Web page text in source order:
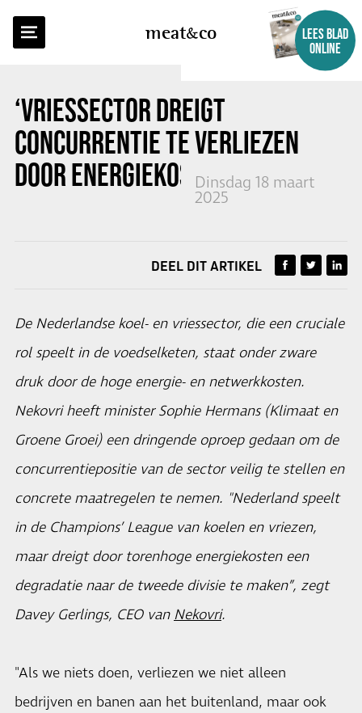
meatco
LEES BLAD
ONLINE
‘VRIESSECTOR DREIGT
CONCURRENTIE TE VERLIEZEN
DOOR ENERGIEKOSTEN’Dinsdag 18 maart
2025
TERUG NAAR OVERZICHT
DEEL DIT ARTIKEL
De Nederlandse koel- en vriessector, die een cruciale
rol speelt in de voedselketen, staat onder zware
druk door de hoge energie- en netwerkkosten.
Nekovri heeft minister Sophie Hermans (Klimaat en
Groene Groei) een dringende oproep gedaan om de
concurrentiepositie van de sector veilig te stellen en
concrete maatregelen te nemen. "Nederland speelt
in de Champions’ League van koelen en vriezen,
maar dreigt door torenhoge energiekosten een
degradatie naar de tweede divisie te maken”, zegt
Davey Gerlings, CEO vanNekovri.
"Als we niets doen, verliezen we niet alleen
bedrijven en banen aan het buitenland, maar ook